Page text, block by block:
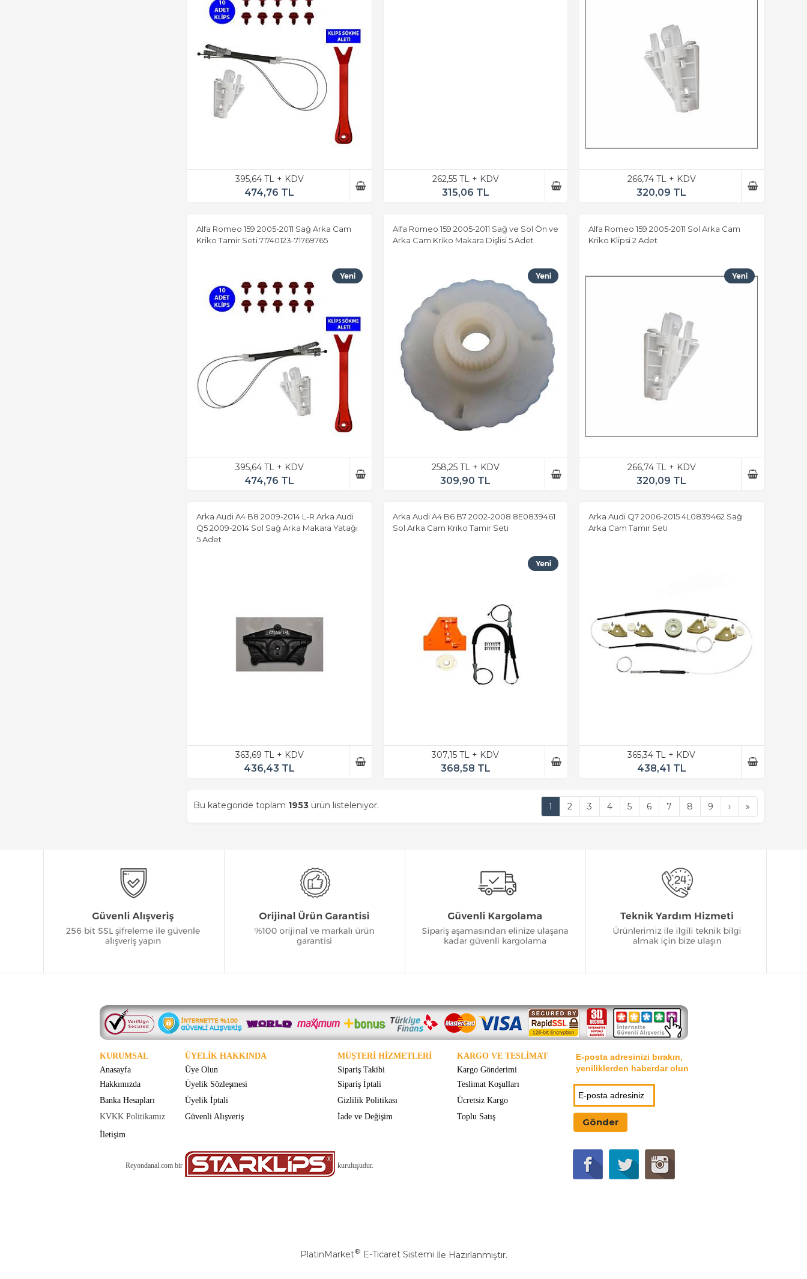
395,64 TL + KDV
474,76 TL
262,55 TL + KDV
315,06 TL
266,74 TL + KDV
320,09 TL
Alfa Romeo 159 2005-2011 Sağ Arka Cam
Kriko Tamir Seti 71740123-71769765
395,64 TL + KDV
474,76 TL
Alfa Romeo 159 2005-2011 Sağ ve Sol Ön ve
Arka Cam Kriko Makara Dişlisi 5 Adet
258,25 TL + KDV
309,90 TL
Alfa Romeo 159 2005-2011 Sol Arka Cam
Kriko Klipsi 2 Adet
266,74 TL + KDV
320,09 TL
Arka Audi A4 B8 2009-2014 L-R Arka Audi
Q5 2009-2014 Sol Sağ Arka Makara Yatağı
5 Adet
363,69 TL + KDV
436,43 TL
Arka Audi A4 B6 B7 2002-2008 8E0839461
Sol Arka Cam Kriko Tamir Seti
307,15 TL + KDV
368,58 TL
Arka Audi Q7 2006-2015 4L0839462 Sağ
Arka Cam Tamir Seti
365,34 TL + KDV
438,41 TL
Bu kategoride toplam 1953 ürün listeleniyor. 1 2 3 4 5 6 7 8 9 › »
KURUMSAL ÜYELİK HAKKINDA MÜŞTERİ HİZMETLERİ KARGO VE TESLİMAT
E-posta adresinizi bırakın,
yeniliklerden haberdar olun
Anasayfa Üye Olun Sipariş Takibi
Kargo Gönderimi
Hakkımızda
Üyelik Sözleşmesi Sipariş İptali
Teslimat Koşulları
Banka Hesapları
Üyelik İptali Gizlilik Politikası
Ücretsiz Kargo
KVKK Politikamız
Güvenli Alışveriş İade ve Değişim
Toplu Satış
İletişim
Reyondanal.com bir kuruluşudur.
PlatinMarket® E-Ticaret Sistemi İle Hazırlanmıştır.